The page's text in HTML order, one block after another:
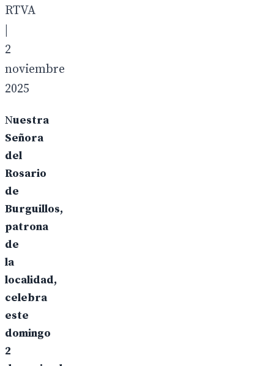
RTVA
2
noviembre
2025
Nuestra
Señora
del
Rosario
de
Burguillos,
patrona
de
la
localidad,
celebra
este
domingo
2